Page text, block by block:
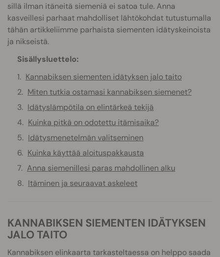
sillä ilman itäneitä siemeniä ei satoa tule. Anna
kasveillesi parhaat mahdolliset lähtökohdat tutustumalla
tähän artikkeliimme parhaista siementen idätyskeinoista
ja nikseistä.
Sisällysluettelo:
Kannabiksen siementen idätyksen jalo taito
Miten tutkia ostamasi kannabiksen siemenet?
Idätyslämpötila on elintärkeä tekijä
Kuinka pitkä on odotettu itämisaika?
Idätysmenetelmän valitseminen
Kuinka käyttää aloituspakkausta
Anna siemenillesi paras mahdollinen alku
Itäminen ja seuraavat askeleet
KANNABIKSEN SIEMENTEN IDÄTYKSEN
JALO TAITO
Kannabiksen elinkaarta tarkasteltaessa on helppo saada